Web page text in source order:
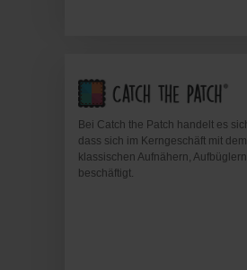
Bei Catch the Patch handelt es
dass sich im Kerngeschäft mit
klassischen Aufnähern,
beschäftigt.